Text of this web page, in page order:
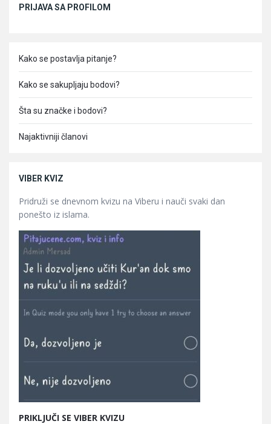
PRIJAVA SA PROFILOM
Kako se postavlja pitanje?
Kako se sakupljaju bodovi?
Šta su značke i bodovi?
Najaktivniji članovi
VIBER KVIZ
Pridruži se dnevnom kvizu na Viberu i nauči svaki dan
ponešto iz islama.
PRIKLJUČI SE VIBER KVIZU